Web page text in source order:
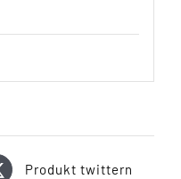
Produkt twittern